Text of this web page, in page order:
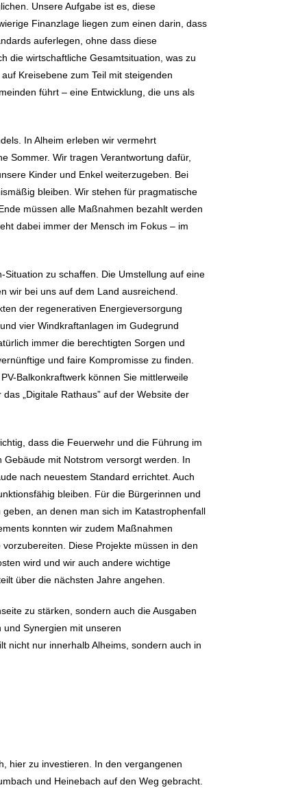
Unsere Aufgabe ist es, diese
Finanzlage liegen zum einen darin, dass
auferlegen, ohne dass diese
die wirtschaftliche Gesamtsituation, was zu
Kreisebene zum Teil mit steigenden
führt – eine Entwicklung, die uns als
In Alheim erleben wir vermehrt
Sommer. Wir tragen Verantwortung dafür,
Kinder und Enkel weiterzugeben. Bei
bleiben. Wir stehen für pragmatische
müssen alle Maßnahmen bezahlt werden
dabei immer der Mensch im Fokus – im
zu schaffen. Die Umstellung auf eine
wir bei uns auf dem Land ausreichend.
der regenerativen Energieversorgung
vier Windkraftanlagen im Gudegrund
immer die berechtigten Sorgen und
und faire Kompromisse zu finden.
Balkonkraftwerk können Sie mittlerweile
„Digitale Rathaus” auf der Website der
dass die Feuerwehr und die Führung im
mit Notstrom versorgt werden. In
nach neuestem Standard errichtet. Auch
bleiben. Für die Bürgerinnen und
an denen man sich im Katastrophenfall
konnten wir zudem Maßnahmen
Diese Projekte müssen in den
wird und wir auch andere wichtige
über die nächsten Jahre angehen.
zu stärken, sondern auch die Ausgaben
Synergien mit unseren
nicht nur innerhalb Alheims, sondern auch in
hier zu investieren. In den vergangenen
und Heinebach auf den Weg gebracht.